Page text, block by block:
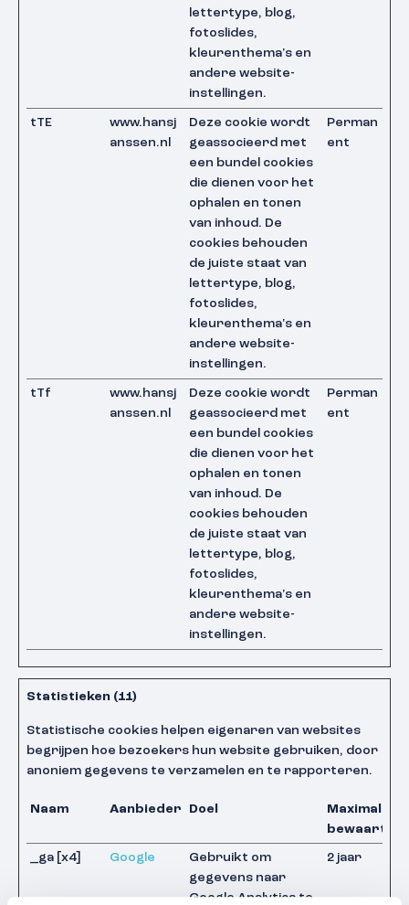
lettertype, blog,
fotoslides,
kleurenthema's en
andere website-
instellingen.
tTE
www.hansj
anssen.nl
Deze cookie wordt
geassocieerd met
een bundel cookies
die dienen voor het
ophalen en tonen
van inhoud. De
cookies behouden
de juiste staat van
lettertype, blog,
fotoslides,
kleurenthema's en
andere website-
instellingen.
Perman
ent
tTf
www.hansj
anssen.nl
Deze cookie wordt
geassocieerd met
een bundel cookies
die dienen voor het
ophalen en tonen
van inhoud. De
cookies behouden
de juiste staat van
lettertype, blog,
fotoslides,
kleurenthema's en
andere website-
instellingen.
Perman
ent
Statistieken (11)
Statistische cookies helpen eigenaren van websites
begrijpen hoe bezoekers hun website gebruiken, door
anoniem gegevens te verzamelen en te rapporteren.
Naam Aanbieder Doel
Maximale
_ga [x4] Google
Gebruikt om
gegevens naar
Google Analytics te
2 jaar